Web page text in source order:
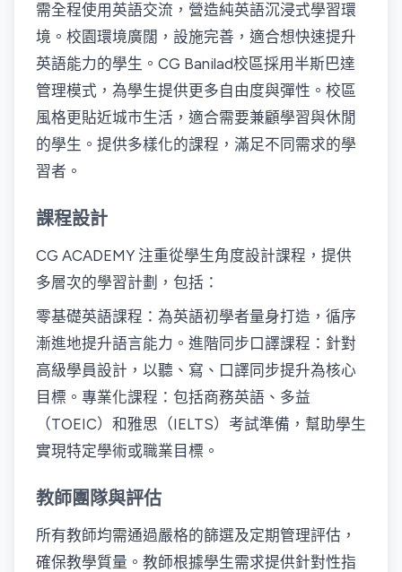
需全程使用英語交流，營造純英語沉浸式學習環
境。校園環境廣闊，設施完善，適合想快速提升
英語能力的學生。CG Banilad校區採用半斯巴達
管理模式，為學生提供更多自由度與彈性。校區
風格更貼近城市生活，適合需要兼顧學習與休閒
的學生。提供多樣化的課程，滿足不同需求的學
習者。
課程設計
CG ACADEMY 注重從學生角度設計課程，提供
多層次的學習計劃，包括：
零基礎英語課程：為英語初學者量身打造，循序
漸進地提升語言能力。進階同步口譯課程：針對
高級學員設計，以聽、寫、口譯同步提升為核心
目標。專業化課程：包括商務英語、多益
（TOEIC）和雅思（IELTS）考試準備，幫助學生
實現特定學術或職業目標。
教師團隊與評估
所有教師均需通過嚴格的篩選及定期管理評估，
確保教學質量。教師根據學生需求提供針對性指